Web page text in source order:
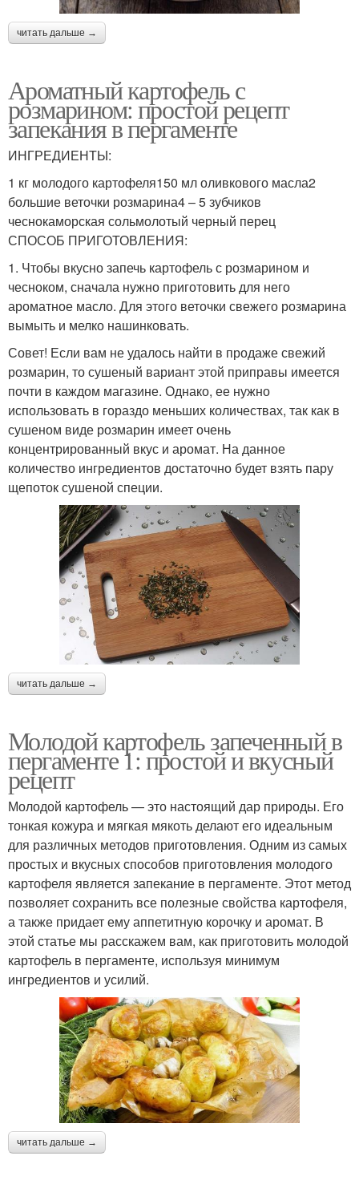
читать дальше →
Ароматный картофель с
розмарином: простой рецепт
запекания в пергаменте
ИНГРЕДИЕНТЫ:
1 кг молодого картофеля150 мл оливкового масла2
большие веточки розмарина4 – 5 зубчиков
чеснокаморская сольмолотый черный перец
СПОСОБ ПРИГОТОВЛЕНИЯ:
1. Чтобы вкусно запечь картофель с розмарином и
чесноком, сначала нужно приготовить для него
ароматное масло. Для этого веточки свежего розмарина
вымыть и мелко нашинковать.
Совет! Если вам не удалось найти в продаже свежий
розмарин, то сушеный вариант этой приправы имеется
почти в каждом магазине. Однако, ее нужно
использовать в гораздо меньших количествах, так как в
сушеном виде розмарин имеет очень
концентрированный вкус и аромат. На данное
количество ингредиентов достаточно будет взять пару
щепоток сушеной специи.
читать дальше →
Молодой картофель запеченный в
пергаменте 1: простой и вкусный
рецепт
Молодой картофель — это настоящий дар природы. Его
тонкая кожура и мягкая мякоть делают его идеальным
для различных методов приготовления. Одним из самых
простых и вкусных способов приготовления молодого
картофеля является запекание в пергаменте. Этот метод
позволяет сохранить все полезные свойства картофеля,
а также придает ему аппетитную корочку и аромат. В
этой статье мы расскажем вам, как приготовить молодой
картофель в пергаменте, используя минимум
ингредиентов и усилий.
читать дальше →